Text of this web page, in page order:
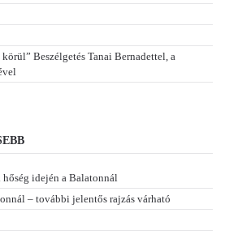
körül” Beszélgetés Tanai Bernadettel, a
idején a Balatonnál
– további jelentős rajzás várható